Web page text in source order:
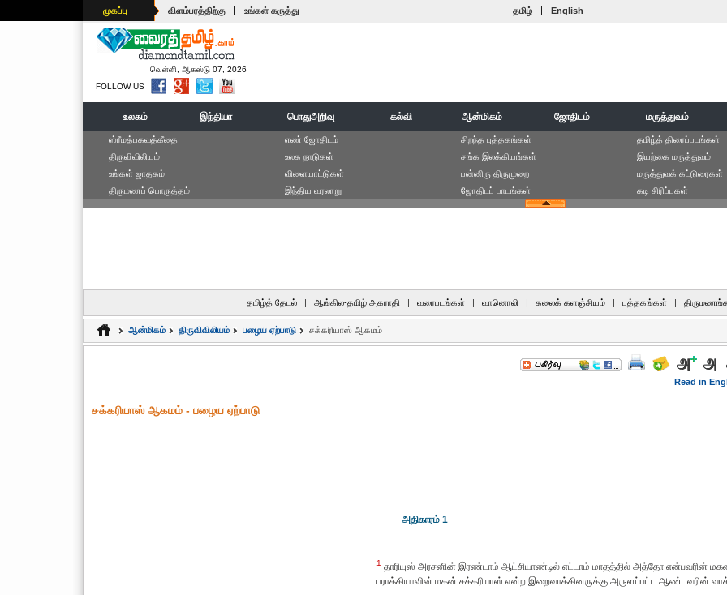
முகப்பு விளம்பரத்திற்கு | உங்கள் கருத்து தமிழ் | English
வெள்ளி, ஆகஸ்டு 07, 2026
FOLLOW US
உலகம் இந்தியா பொதுஅறிவு கல்வி ஆன்மிகம் ஜோதிடம் மருத்துவம்
ஸ்ரீமத்பகவத்கீதை
திருவிவிலியம்
உங்கள் ஜாதகம்
திருமணப் பொருத்தம்
எ‌ண் ஜோ‌திட‌ம்
உலக நாடுகள்
விளையாட்டுகள்
இந்திய வரலாறு
சிறந்த புத்தகங்கள்
சங்க இலக்கியங்கள்
பன்னிரு திருமுறை
ஜோதிடப் பாடங்கள்
தமிழ்த் திரைப்படங்கள்
இயற்கை மருத்துவம்
மருத்துவக் கட்டுரைகள்
கடி சிரிப்புகள்
தமிழ்த் தேடல் | ஆங்கில-தமிழ் அகராதி | வரைபடங்கள் | வானொலி | கலைக் களஞ்சியம் | புத்தகங்கள் |
ஆன்மிகம் திருவிவிலியம் பழைய ஏற்பாடு சக்கரியாஸ் ஆகமம்
Read in
சக்கரியாஸ் ஆகமம் - பழைய ஏற்பாடு
அதிகாரம் 1
1 தாரியுஸ் அரசனின் இரண்டாம் ஆட்சியாண்டில் எட்டாம் மாதத்தில் அத்தோ என்பவரின்
பராக்கியாவின் மகன் சக்கரியாஸ் என்ற இறைவாக்கினருக்கு அருளப்பட்ட ஆண்டவரின்